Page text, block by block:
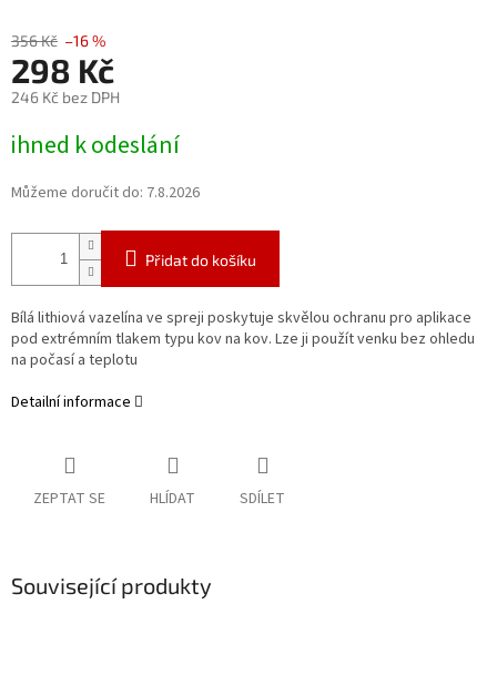
356 Kč –16 %
298 Kč
246 Kč bez DPH
cena:
ihned k odeslání
Můžeme doručit do: 7.8.2026
Přidat do košíku
Bílá lithiová vazelína ve spreji poskytuje skvělou ochranu pro aplikace
pod extrémním tlakem typu kov na kov. Lze ji použít venku bez ohledu
na počasí a teplotu
Detailní informace
ZEPTAT SE HLÍDAT SDÍLET
Související produkty